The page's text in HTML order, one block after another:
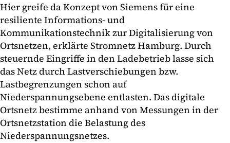
Hier greife da Konzept von Siemens für eine
resiliente Informations- und
Kommunikationstechnik zur Digitalisierung von
Ortsnetzen, erklärte Stromnetz Hamburg. Durch
steuernde Eingriffe in den Ladebetrieb lasse sich
das Netz durch Lastverschiebungen bzw.
Lastbegrenzungen schon auf
Niederspannungsebene entlasten. Das digitale
Ortsnetz bestimme anhand von Messungen in der
Ortsnetzstation die Belastung des
Niederspannungsnetzes.